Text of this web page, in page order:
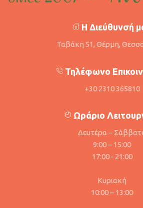
Η Διεύθυνσή
Ταβάκη 51, Θέρμη,
Τηλέφωνο
+30 2310 365810
Ωράριο
Δευτέρα –
9:00 – 15:00
17:00 - 21:00
Κυριακή
10:00 – 13:00